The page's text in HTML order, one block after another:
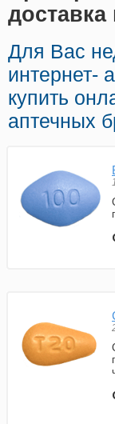
Для Вас
интернет-
купить
аптечных